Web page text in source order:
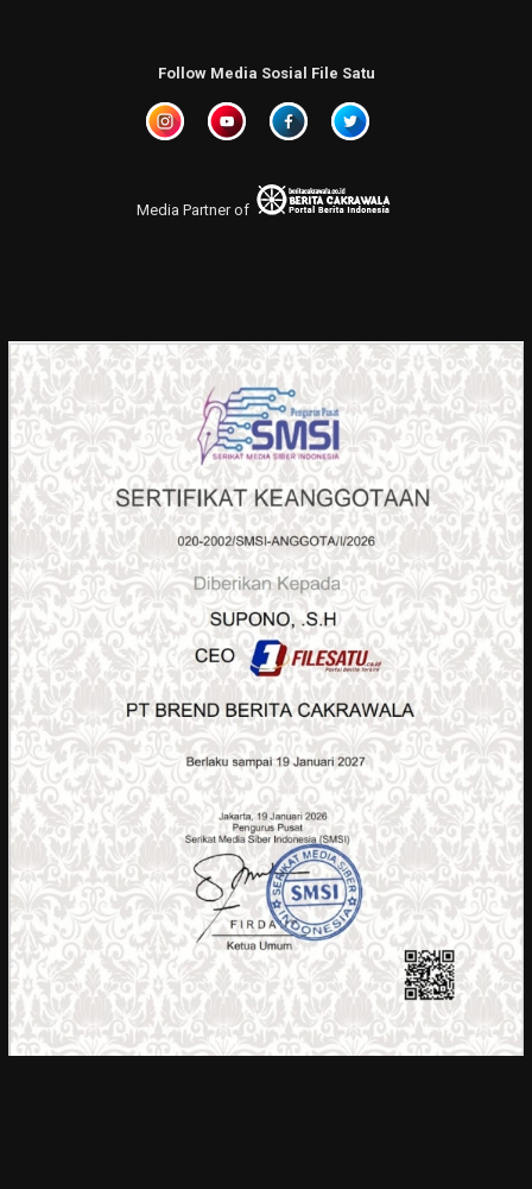
Follow Media Sosial File Satu
Media Partner of